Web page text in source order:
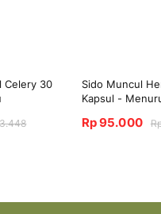
Celery 30
Sido Muncul
Kapsul -
Rp 95.000